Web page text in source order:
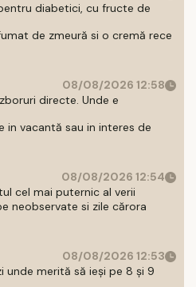
diabetici, cu fructe de
de zmeură si o cremă rece
08/08/2026 12:58
directe. Unde e
in vacantă sau in interes de
08/08/2026 12:54
cel mai puternic al verii
neobservate si zile cărora
08/08/2026 12:53
unde merită să ieși pe 8 și 9